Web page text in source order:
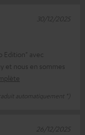
Edition" avec
et nous en sommes
automatiquement *)
30/12/2025
26/12/2025